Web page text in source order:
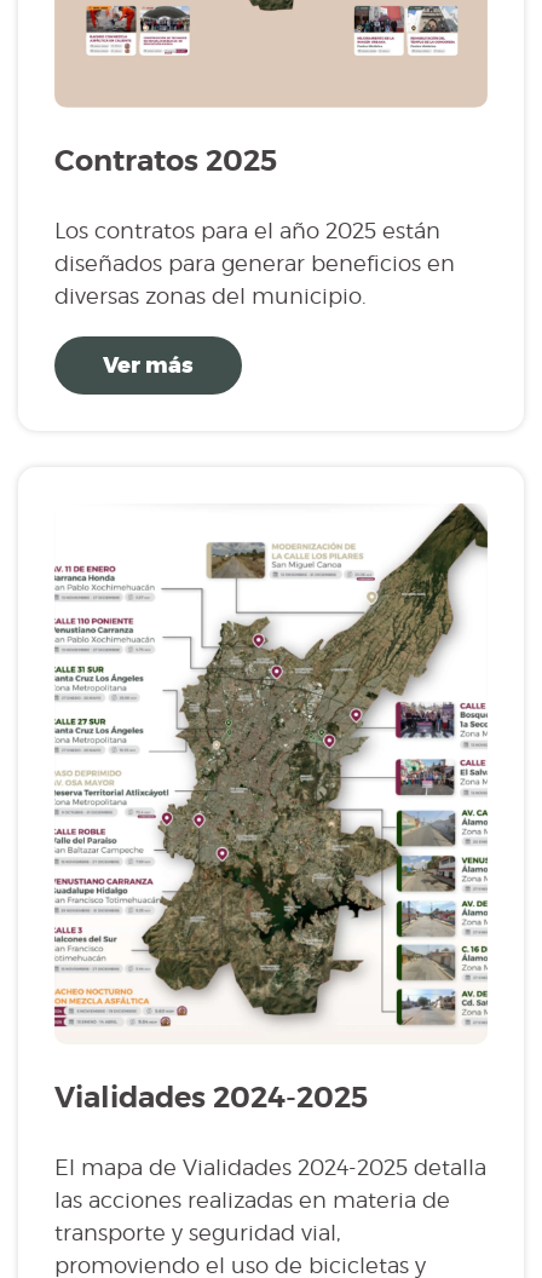
Contratos 2025
Los contratos para el año 2025 están
diseñados para generar beneficios en
diversas zonas del municipio.
Ver más
Vialidades 2024-2025
El mapa de Vialidades 2024-2025 detalla
las acciones realizadas en materia de
transporte y seguridad vial,
promoviendo el uso de bicicletas y